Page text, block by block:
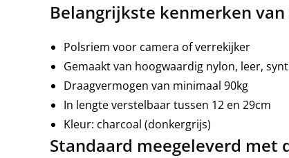
Belangrijkste kenmerken van
Polsriem voor camera of verrekijker
Gemaakt van hoogwaardig nylon, leer,
Draagvermogen van minimaal 90kg
In lengte verstelbaar tussen 12 en 29cm
Kleur: charcoal (donkergrijs)
Standaard meegeleverd met